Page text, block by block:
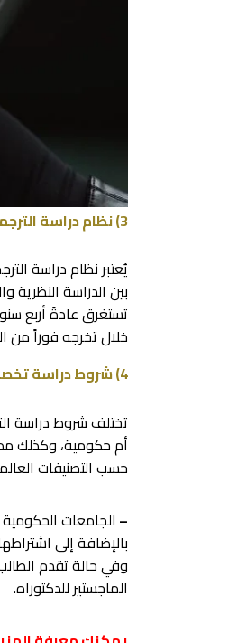
3) نظام دراسة الترجمة في تركيا
يُعتبر نظام دراسة
بين الدراسة
خلال تخرجه فوراً من
4) شروط دراسة تخصص الترجمة في تركيا
تختلف شروط دراسة
أم حكومية، وكذلك
حسب التصنيفات
– الجامعات
بالإضافة إلى
وفي حالة تقدم
الماجستير للدكتوراه.